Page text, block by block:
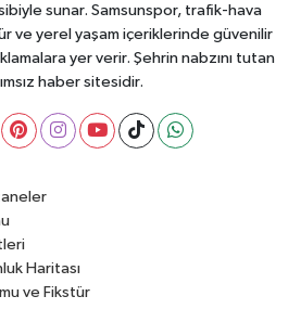
sunar. Samsunspor, trafik-hava
ve yerel yaşam içeriklerinde güvenilir
yer verir. Şehrin nabzını tutan
haber sitesidir.
Haritası
ve Fikstür